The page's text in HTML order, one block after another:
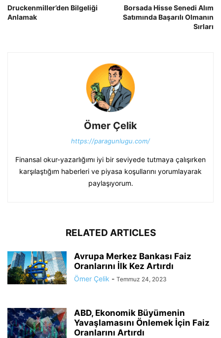
Druckenmiller’den Bilgeliği
Anlamak
Borsada Hisse Senedi Alım
Satımında Başarılı Olmanın
Sırları
Ömer Çelik
https://paragunlugu.com/
Finansal okur-yazarlığımı iyi bir seviyede tutmaya çalışırken
karşılaştığım haberleri ve piyasa koşullarını yorumlayarak
paylaşıyorum.
RELATED ARTICLES
Avrupa Merkez Bankası Faiz
Oranlarını İlk Kez Artırdı
Ömer Çelik - Temmuz 24, 2023
ABD, Ekonomik Büyümenin
Yavaşlamasını Önlemek İçin Faiz
Oranlarını Artırdı